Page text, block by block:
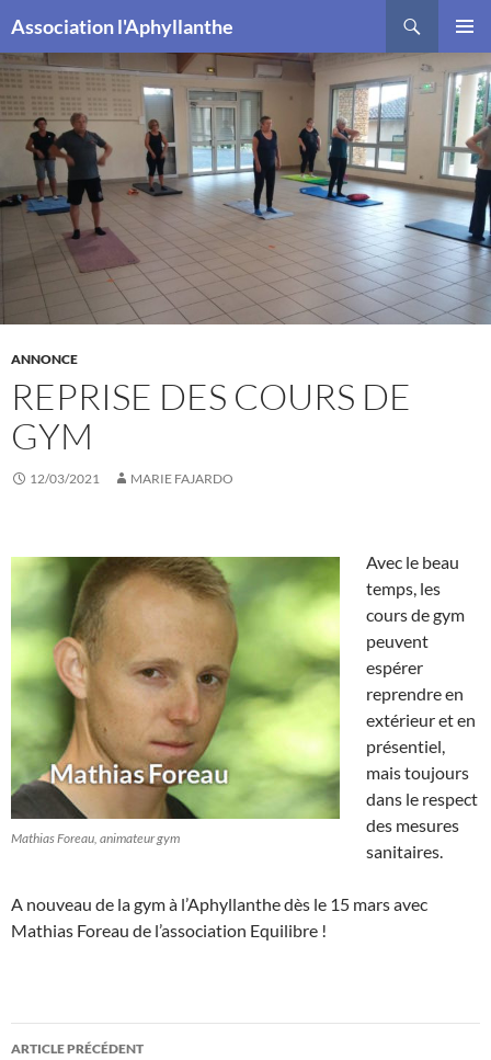
Association l'Aphyllanthe
AU
CONTENU
ANNONCE
REPRISE DES COURS DE
GYM
12/03/2021 MARIE FAJARDO
Mathias Foreau, animateur gym
Avec le beau
temps, les
cours de gym
peuvent
espérer
reprendre en
extérieur et en
présentiel,
mais toujours
dans le respect
des mesures
sanitaires.
A nouveau de la gym à l’Aphyllanthe dès le 15 mars avec
Mathias Foreau de l’association Equilibre !
Navigation
ARTICLE PRÉCÉDENT